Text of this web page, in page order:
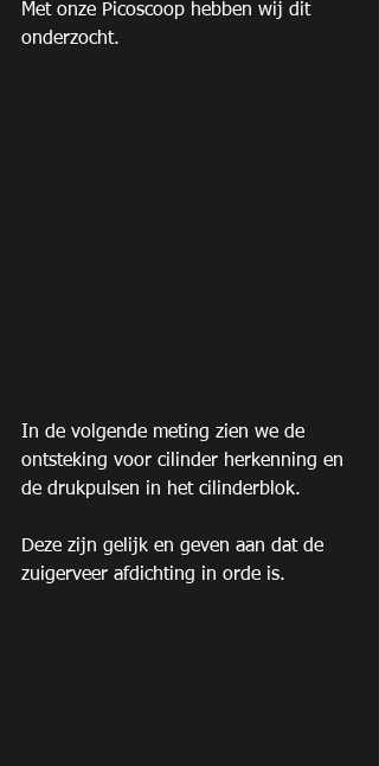
Met onze Picoscoop hebben wij dit
onderzocht.
In de volgende meting zien we de
ontsteking voor cilinder herkenning en
de drukpulsen in het cilinderblok.
Deze zijn gelijk en geven aan dat de
zuigerveer afdichting in orde is.